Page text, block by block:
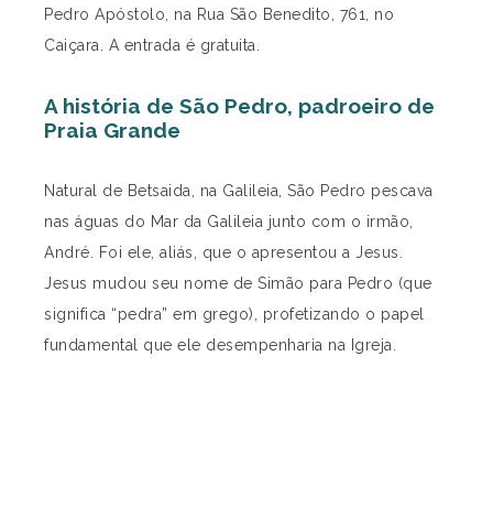
Pedro Apóstolo, na Rua São Benedito, 761, no
Caiçara. A entrada é gratuita.
A história de São Pedro, padroeiro de
Praia Grande
Natural de Betsaida, na Galileia, São Pedro pescava
nas águas do Mar da Galileia junto com o irmão,
André. Foi ele, aliás, que o apresentou a Jesus.
Jesus mudou seu nome de Simão para Pedro (que
significa “pedra” em grego), profetizando o papel
fundamental que ele desempenharia na Igreja.